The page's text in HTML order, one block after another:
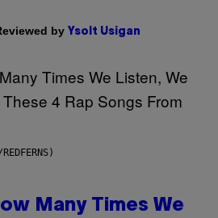
by Ysolt Usigan
Many Times We